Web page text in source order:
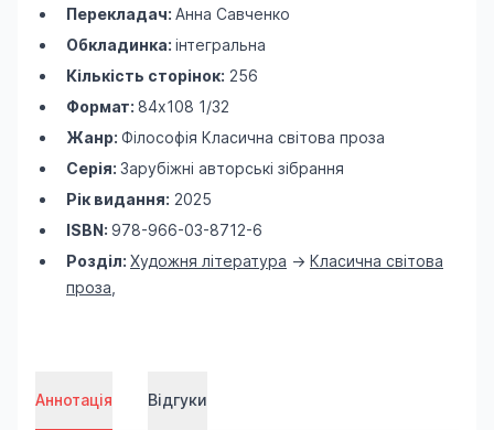
Перекладач: Анна Савченко
Обкладинка: інтегральна
Кількість сторінок: 256
Формат: 84х108 1/32
Жанр: Філософія Класична світова проза
Серія: Зарубіжні авторські зібрання
Рік видання: 2025
ISBN: 978-966-03-8712-6
Розділ: Художня література -> Класична світова
проза
Аннотація Відгуки